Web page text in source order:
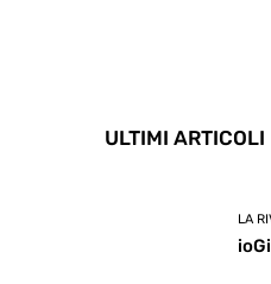
ULTIMI ARTICOLI
LA